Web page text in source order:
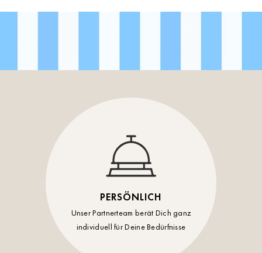
PERSÖNLICH
Unser Partnerteam berät Dich ganz
individuell für Deine Bedürfnisse